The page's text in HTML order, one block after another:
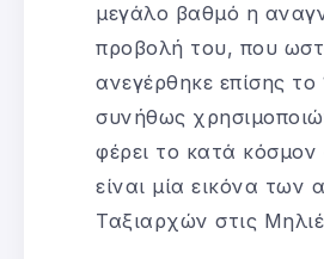
μεγάλο βαθμό η
προβολή του, που
ανεγέρθηκε επίσης
συνήθως
φέρει το κατά
είναι μία εικόνα
Ταξιαρχών στις